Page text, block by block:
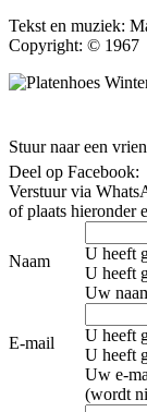
Tekst en muziek:
Copyright: © 1967
Stuur naar een
Deel op Facebook:
Verstuur via
of plaats hieronder
Naam
U heeft
U heeft
Uw
E-mail
U heeft
U heeft
Uw e-
(wordt